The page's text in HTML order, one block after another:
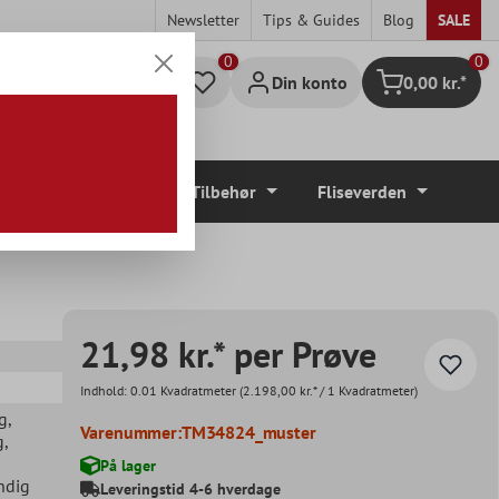
Newsletter Tips & Guides Blog SALE
Din konto Indkøbskurv
0
0,00 kr.*
Tilbehør Fliseverden
,
,
21,98 kr.* per Prøve
Indhold: 0.01 Kvadratmeter (2.198,00 kr.* / 1 Kvadratmeter)
Varenummer:TM34824_muster
På lager
Leveringstid 4-6 hverdage